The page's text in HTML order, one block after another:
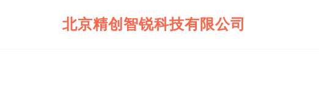
北京精创智锐科技有限公司